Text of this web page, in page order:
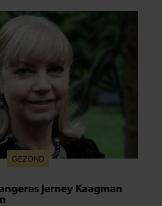
mensen zijn.
GEZOND
Jerney Kaagman